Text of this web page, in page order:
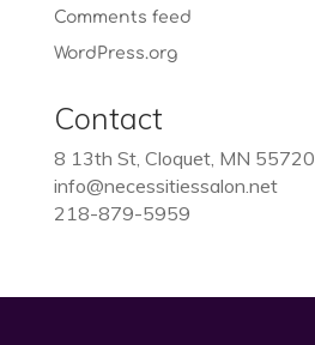
Comments feed
WordPress.org
Contact
8 13th St, Cloquet, MN 55720
info@necessitiessalon.net
218-879-5959